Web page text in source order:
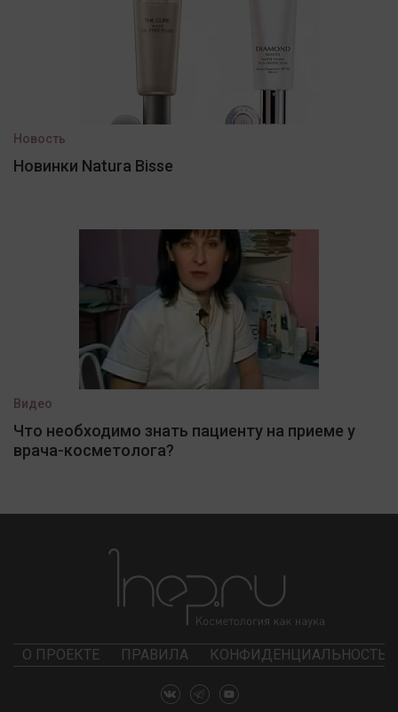
Новость
Новинки Natura Bisse
Видео
Что необходимо знать пациенту на приеме у
врача-косметолога?
О ПРОЕКТЕ ПРАВИЛА КОНФИДЕНЦИАЛЬНОСТЬ